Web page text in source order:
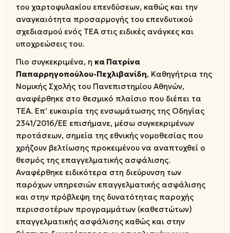
του χαρτοφυλακίου επενδύσεων, καθώς και την
αναγκαιότητα προσαρμογής του επενδυτικού
σχεδιασμού ενός ΤΕΑ στις ειδικές ανάγκες και
υποχρεώσεις του.
Πιο συγκεκριμένα, η κα Πατρίνα
Παπαρρηγοπούλου-Πεχλιβανίδη, Καθηγήτρια της
Νομικής Σχολής του Πανεπιστημίου Αθηνών,
αναφέρθηκε στo θεσμικό πλαίσιο που διέπει τα
ΤΕΑ. Επ’ ευκαιρία της ενσωμάτωσης της Οδηγίας
2341/2016/ΕΕ επισήμανε, μέσω συγκεκριμένων
προτάσεων, σημεία της εθνικής νομοθεσίας που
χρήζουν βελτίωσης προκειμένου να αναπτυχθεί ο
θεσμός της επαγγελματικής ασφάλισης.
Αναφέρθηκε ειδικότερα στη διεύρυνση των
παρόχων υπηρεσιών επαγγελματικής ασφάλισης
και στην πρόβλεψη της δυνατότητας παροχής
περισσοτέρων προγραμμάτων (καθεστώτων)
επαγγελματικής ασφάλισης καθώς και στην